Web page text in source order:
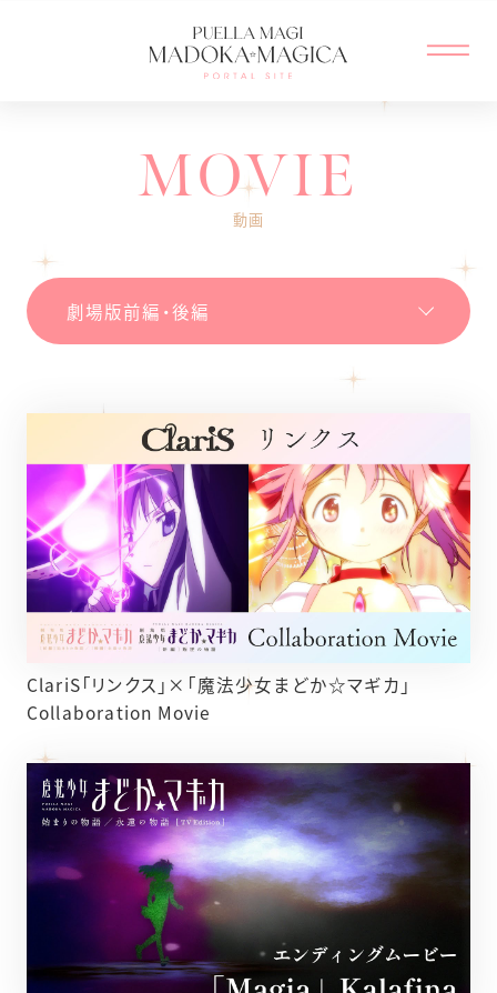
MENU CLOSE
MOVIE
動画
ClariS「リンクス」×「魔法少女まどか☆マギカ」
Collaboration Movie